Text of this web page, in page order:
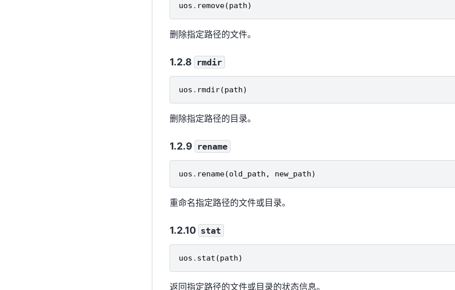
uos . remove(path)
删除指定路径的文件。
rmdir
uos . rmdir(path)
删除指定路径的目录。
rename
uos . rename(old_path , new_path)
重命名指定路径的文件或目录。
stat
uos . stat (path)
返回指定路径的文件或目录的状态信息。